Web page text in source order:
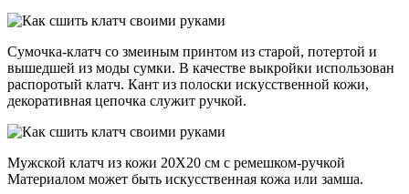
Сумочка-клатч со змеиным принтом из старой, потертой и
вышедшей из моды сумки. В качестве выкройки использован
распоротый клатч. Кант из полоски искусственной кожи,
декоративная цепочка служит ручкой.
Мужской клатч из кожи 20Х20 см с ремешком-ручкой
Материалом может быть искусственная кожа или замша.